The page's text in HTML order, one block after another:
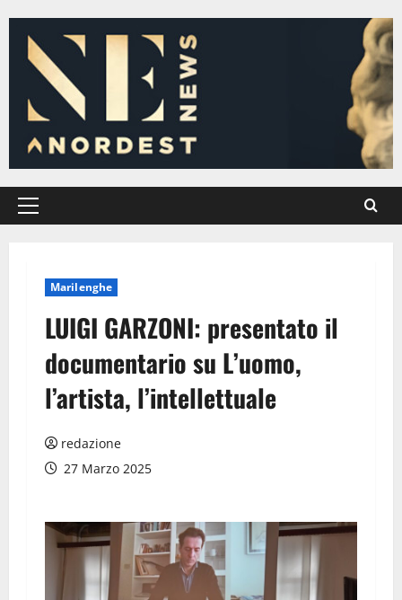
contenuto
Menu
Marilenghe
LUIGI GARZONI: presentato il
documentario su L’uomo,
l’artista, l’intellettuale
redazione
27 Marzo 2025